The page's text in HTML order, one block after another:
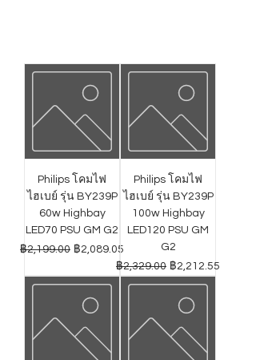
Philips โคมไฟ
ไฮเบย์ รุ่น BY239P
60w Highbay
LED70 PSU GM G2
ราคาปกติ
฿2,199.00 ราคาขายลด
฿2,089.05
Philips โคมไฟ
ไฮเบย์ รุ่น BY239P
100w Highbay
LED120 PSU GM
G2
ราคาปกติ
฿2,329.00 ราคาขายลด
฿2,212.55